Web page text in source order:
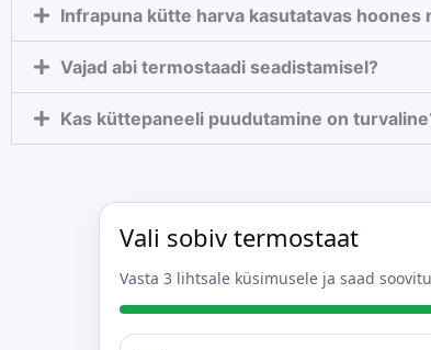
Infrapuna kütte harva kasutatavas hoones
Vajad abi termostaadi seadistamisel?
Kas küttepaneeli puudutamine on
Vali sobiv termostaat
Vasta 3 lihtsale küsimusele ja saad